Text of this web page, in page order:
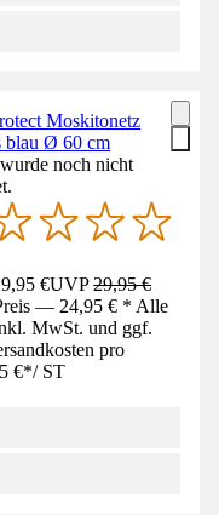
Moskitonetz
blau Ø 60 cm
noch nicht
€UVP29,95 €
— 24,95 € * Alle
MwSt. und ggf.
pro
€*/ ST